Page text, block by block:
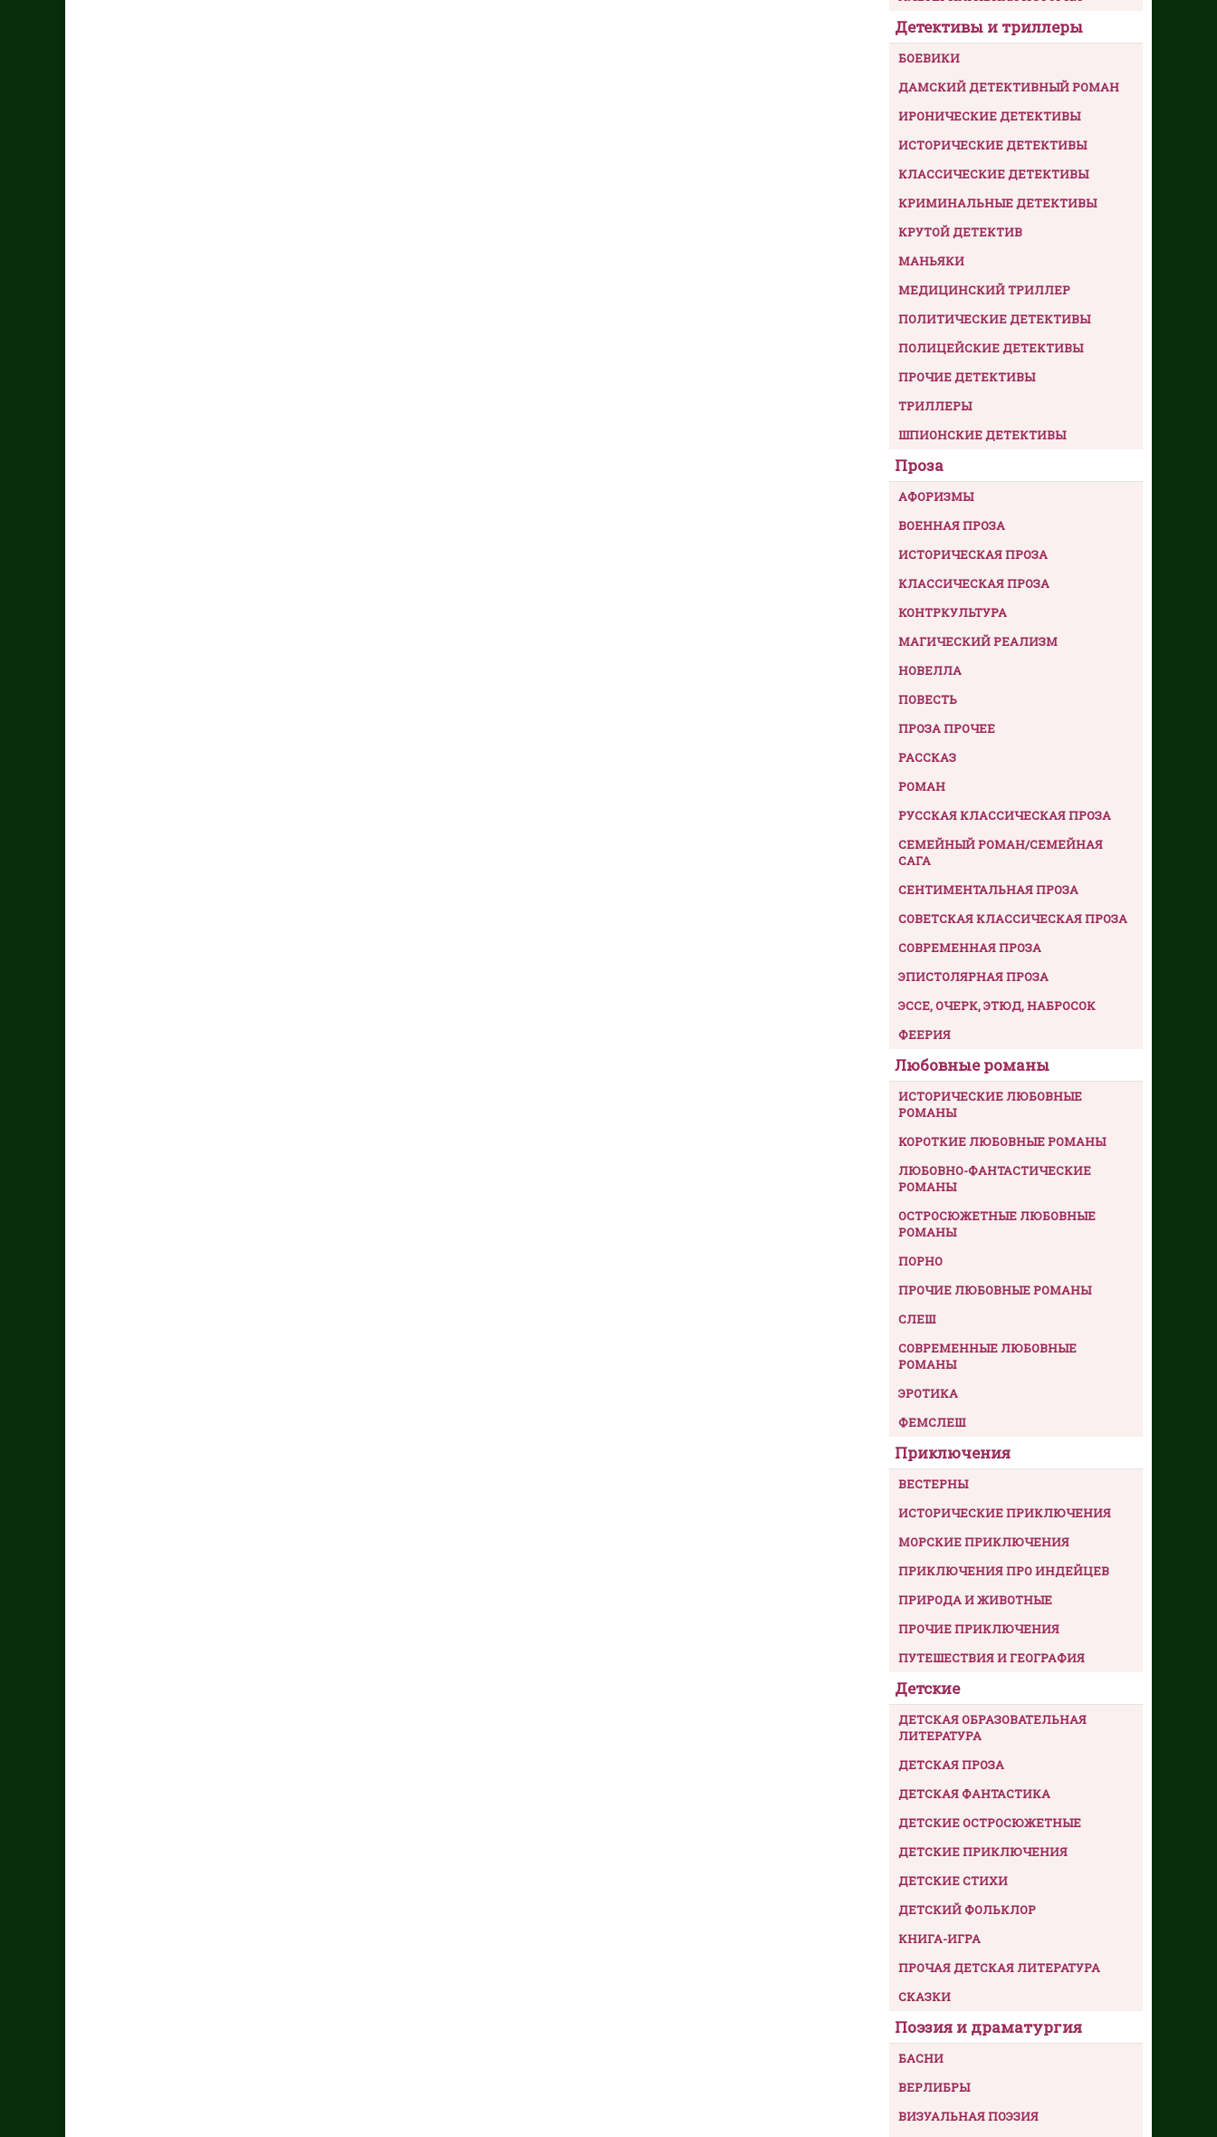
Детективы и триллеры
БОЕВИКИ
ДАМСКИЙ ДЕТЕКТИВНЫЙ РОМАН
ИРОНИЧЕСКИЕ ДЕТЕКТИВЫ
ИСТОРИЧЕСКИЕ ДЕТЕКТИВЫ
КЛАССИЧЕСКИЕ ДЕТЕКТИВЫ
КРИМИНАЛЬНЫЕ ДЕТЕКТИВЫ
КРУТОЙ ДЕТЕКТИВ
МАНЬЯКИ
МЕДИЦИНСКИЙ ТРИЛЛЕР
ПОЛИТИЧЕСКИЕ ДЕТЕКТИВЫ
ПОЛИЦЕЙСКИЕ ДЕТЕКТИВЫ
ПРОЧИЕ ДЕТЕКТИВЫ
ТРИЛЛЕРЫ
ШПИОНСКИЕ ДЕТЕКТИВЫ
Проза
АФОРИЗМЫ
ВОЕННАЯ ПРОЗА
ИСТОРИЧЕСКАЯ ПРОЗА
КЛАССИЧЕСКАЯ ПРОЗА
КОНТРКУЛЬТУРА
МАГИЧЕСКИЙ РЕАЛИЗМ
НОВЕЛЛА
ПОВЕСТЬ
ПРОЗА ПРОЧЕЕ
РАССКАЗ
РОМАН
РУССКАЯ КЛАССИЧЕСКАЯ ПРОЗА
СЕМЕЙНЫЙ РОМАН/СЕМЕЙНАЯ
САГА
СЕНТИМЕНТАЛЬНАЯ ПРОЗА
СОВЕТСКАЯ КЛАССИЧЕСКАЯ ПРОЗА
СОВРЕМЕННАЯ ПРОЗА
ЭПИСТОЛЯРНАЯ ПРОЗА
ЭССЕ, ОЧЕРК, ЭТЮД, НАБРОСОК
ФЕЕРИЯ
Любовные романы
ИСТОРИЧЕСКИЕ ЛЮБОВНЫЕ
РОМАНЫ
КОРОТКИЕ ЛЮБОВНЫЕ РОМАНЫ
ЛЮБОВНО-ФАНТАСТИЧЕСКИЕ
РОМАНЫ
ОСТРОСЮЖЕТНЫЕ ЛЮБОВНЫЕ
РОМАНЫ
ПОРНО
ПРОЧИЕ ЛЮБОВНЫЕ РОМАНЫ
СЛЕШ
СОВРЕМЕННЫЕ ЛЮБОВНЫЕ
РОМАНЫ
ЭРОТИКА
ФЕМСЛЕШ
Приключения
ВЕСТЕРНЫ
ИСТОРИЧЕСКИЕ ПРИКЛЮЧЕНИЯ
МОРСКИЕ ПРИКЛЮЧЕНИЯ
ПРИКЛЮЧЕНИЯ ПРО ИНДЕЙЦЕВ
ПРИРОДА И ЖИВОТНЫЕ
ПРОЧИЕ ПРИКЛЮЧЕНИЯ
ПУТЕШЕСТВИЯ И ГЕОГРАФИЯ
Детские
ДЕТСКАЯ ОБРАЗОВАТЕЛЬНАЯ
ЛИТЕРАТУРА
ДЕТСКАЯ ПРОЗА
ДЕТСКАЯ ФАНТАСТИКА
ДЕТСКИЕ ОСТРОСЮЖЕТНЫЕ
ДЕТСКИЕ ПРИКЛЮЧЕНИЯ
ДЕТСКИЕ СТИХИ
ДЕТСКИЙ ФОЛЬКЛОР
КНИГА-ИГРА
ПРОЧАЯ ДЕТСКАЯ ЛИТЕРАТУРА
СКАЗКИ
Поэзия и драматургия
БАСНИ
ВЕРЛИБРЫ
ВИЗУАЛЬНАЯ ПОЭЗИЯ